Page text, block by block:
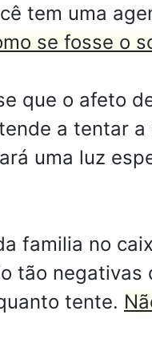
tem uma
se fosse o
que o afeto
a tentar
uma luz
familia no
tão
tente.